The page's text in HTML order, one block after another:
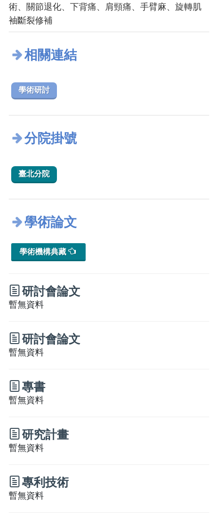
術、關節退化、下背痛、肩頸痛、手臂麻、旋轉肌
袖斷裂修補
相關連結
學術研討
分院掛號
臺北分院
學術論文
學術機構典藏
研討會論文
暫無資料
研討會論文
暫無資料
專書
暫無資料
研究計畫
暫無資料
專利技術
暫無資料